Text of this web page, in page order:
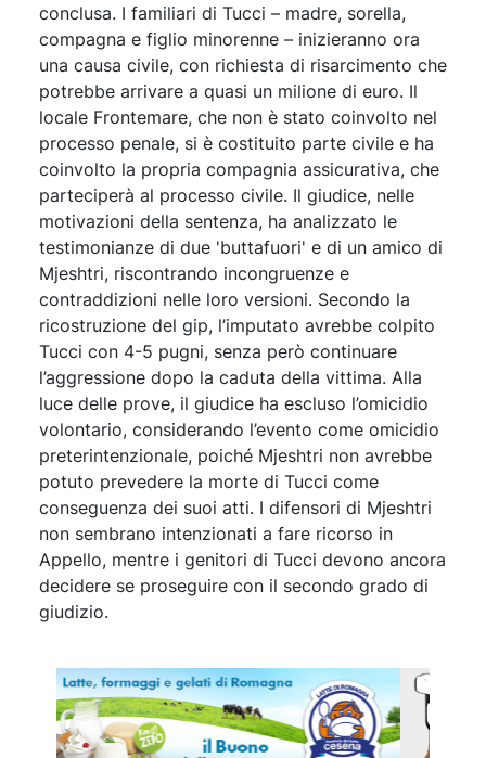
conclusa. I familiari di Tucci – madre, sorella,
compagna e figlio minorenne – inizieranno ora
una causa civile, con richiesta di risarcimento che
potrebbe arrivare a quasi un milione di euro. Il
locale Frontemare, che non è stato coinvolto nel
processo penale, si è costituito parte civile e ha
coinvolto la propria compagnia assicurativa, che
parteciperà al processo civile. Il giudice, nelle
motivazioni della sentenza, ha analizzato le
testimonianze di due 'buttafuori' e di un amico di
Mjeshtri, riscontrando incongruenze e
contraddizioni nelle loro versioni. Secondo la
ricostruzione del gip, l’imputato avrebbe colpito
Tucci con 4-5 pugni, senza però continuare
l’aggressione dopo la caduta della vittima. Alla
luce delle prove, il giudice ha escluso l’omicidio
volontario, considerando l’evento come omicidio
preterintenzionale, poiché Mjeshtri non avrebbe
potuto prevedere la morte di Tucci come
conseguenza dei suoi atti. I difensori di Mjeshtri
non sembrano intenzionati a fare ricorso in
Appello, mentre i genitori di Tucci devono ancora
decidere se proseguire con il secondo grado di
giudizio.